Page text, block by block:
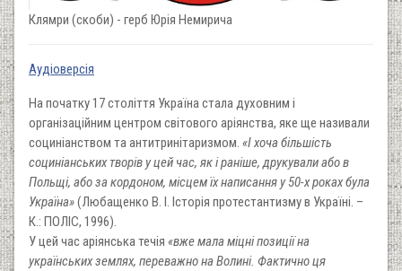
Клямри (скоби) - герб Юрія Немирича
Аудіоверсія
На початку 17 століття Україна стала духовним і
організаційним центром світового аріянства, яке ще називали
социніанством та антитринітаризмом. «І хоча більшість
социніанських творів у цей час, як і раніше, друкували або в
Польщі, або за кордоном, місцем їх написання у 50-х роках була
Україна»(Любащенко В. І. Історія протестантизму в Україні. –
К.: ПОЛІС, 1996).
У цей час аріянська течія «вже мала міцні позиції на
українських землях, переважно на Волині. Фактично ця